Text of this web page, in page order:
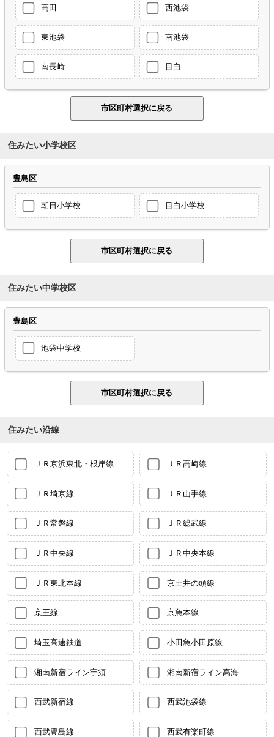
高田 西池袋
東池袋 南池袋
南長崎 目白
住みたい小学校区
豊島区
朝日小学校 目白小学校
住みたい中学校区
豊島区
池袋中学校
住みたい沿線
ＪＲ京浜東北・根岸線 ＪＲ高崎線
ＪＲ埼京線 ＪＲ山手線
ＪＲ常磐線 ＪＲ総武線
ＪＲ中央線 ＪＲ中央本線
ＪＲ東北本線 京王井の頭線
京王線 京急本線
埼玉高速鉄道 小田急小田原線
湘南新宿ライン宇須 湘南新宿ライン高海
西武新宿線 西武池袋線
西武豊島線 西武有楽町線